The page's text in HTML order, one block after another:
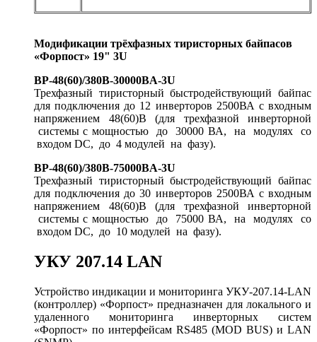
Модификации трёхфазных тиристорных байпасов
«Форпост» 19" 3U
BP-48(60)/380B-30000BA-3U
Трехфазный тиристорный быстродействующий байпас
для подключения до 12 инверторов 2500ВА с входным
напряжением 48(60)В (для трехфазной инверторной
системы с мощностью до 30000 ВА, на модулях со
входом DC, до 4 модулей на фазу).
BP-48(60)/380B-75000BA-3U
Трехфазный тиристорный быстродействующий байпас
для подключения до 30 инверторов 2500ВА с входным
напряжением 48(60)В (для трехфазной инверторной
системы с мощностью до 75000 ВА, на модулях со
входом DC, до 10 модулей на фазу).
УКУ 207.14 LAN
Устройство индикации и мониторинга УКУ-207.14-LAN
(контроллер) «Форпост» предназначен для локального и
удаленного мониторинга инверторных систем
«Форпост» по интерфейсам RS485 (MOD BUS) и LAN